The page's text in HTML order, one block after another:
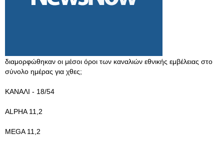
διαμορφώθηκαν οι μέσοι όροι των καναλιών εθνικής εμβέλειας στο
σύνολο ημέρας για χθες;
ΚΑΝΑΛΙ - 18/54
ALPHA 11,2
MEGA 11,2